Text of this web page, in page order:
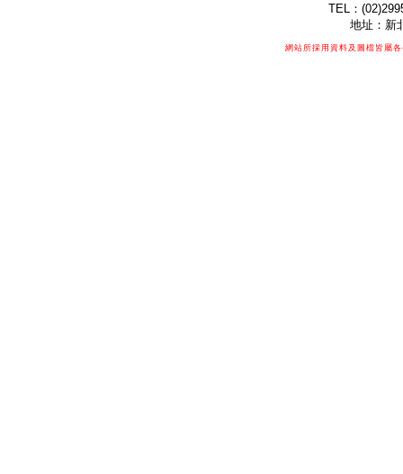
TEL：
地址：新
網站所採用資料及圖檔皆屬